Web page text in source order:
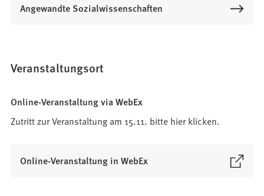
Angewandte Sozialwissenschaften
Veranstaltungsort
Online-Veranstaltung via WebEx
Zutritt zur Veranstaltung am 15.11. bitte hier klicken.
Online-Veranstaltung in WebEx